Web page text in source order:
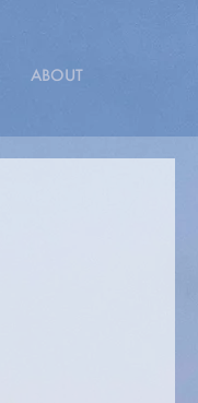
ABOUT